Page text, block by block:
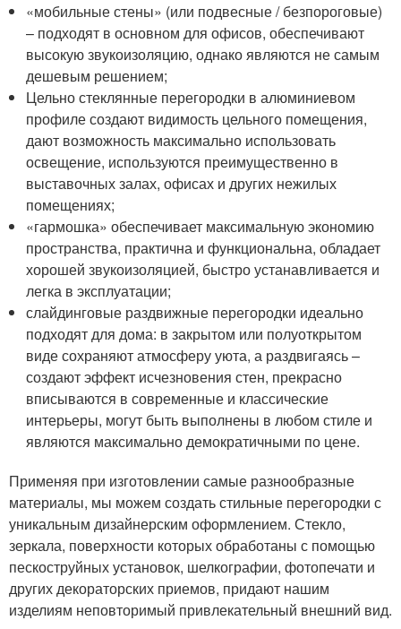
«мобильные стены» (или подвесные / безпороговые)
– подходят в основном для офисов, обеспечивают
высокую звукоизоляцию, однако являются не самым
дешевым решением;
Цельно стеклянные перегородки в алюминиевом
профиле создают видимость цельного помещения,
дают возможность максимально использовать
освещение, используются преимущественно в
выставочных залах, офисах и других нежилых
помещениях;
«гармошка» обеспечивает максимальную экономию
пространства, практична и функциональна, обладает
хорошей звукоизоляцией, быстро устанавливается и
легка в эксплуатации;
слайдинговые раздвижные перегородки идеально
подходят для дома: в закрытом или полуоткрытом
виде сохраняют атмосферу уюта, а раздвигаясь –
создают эффект исчезновения стен, прекрасно
вписываются в современные и классические
интерьеры, могут быть выполнены в любом стиле и
являются максимально демократичными по цене.
Применяя при изготовлении самые разнообразные
материалы, мы можем создать стильные перегородки с
уникальным дизайнерским оформлением. Стекло,
зеркала, поверхности которых обработаны с помощью
пескоструйных установок, шелкографии, фотопечати и
других декораторских приемов, придают нашим
изделиям неповторимый привлекательный внешний вид.